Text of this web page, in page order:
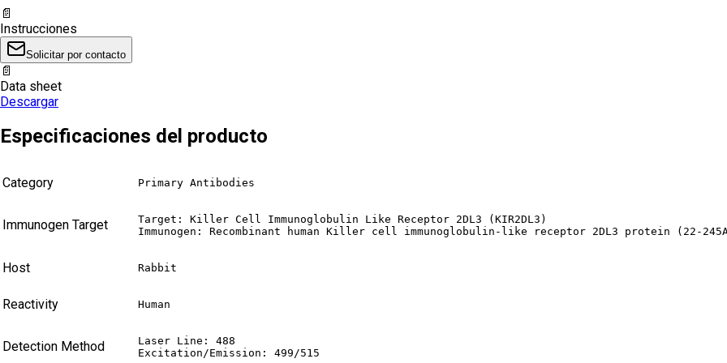
📄
Instrucciones
Solicitar por contacto
📄
Data sheet
Descargar
Especificaciones del producto
Category Primary Antibodies
Immunogen Target
Target: Killer Cell Immunoglobulin Like Receptor 2DL3 (KIR2DL3)
Immunogen: Recombinant human Killer cell immunoglobulin-like receptor 2DL3 protein (22-
Host Rabbit
Reactivity Human
Detection Method
Laser Line: 488
Excitation/Emission: 499/515